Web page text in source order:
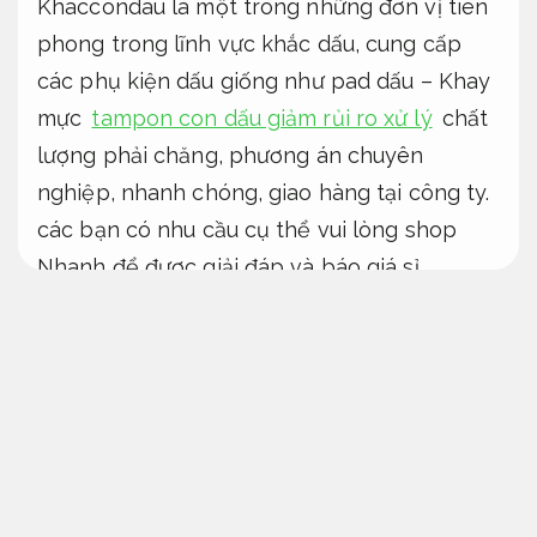
Khaccondau là một trong những đơn vị tiên
phong trong lĩnh vực khắc dấu, cung cấp
các phụ kiện dấu giống như pad dấu – Khay
mực tampon con dấu giảm rủi ro xử lý chất
lượng phải chăng, phương án chuyên
nghiệp, nhanh chóng, giao hàng tại công ty.
các bạn có nhu cầu cụ thể vui lòng shop
Nhanh để được giải đáp và báo giá sỉ.